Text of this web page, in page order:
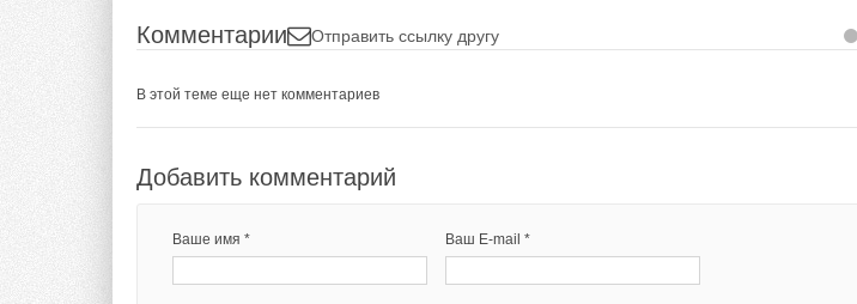
Комментарии Отправить ссылку другу
В этой теме еще нет комментариев
Добавить комментарий
Ваше имя * Ваш E-mail *